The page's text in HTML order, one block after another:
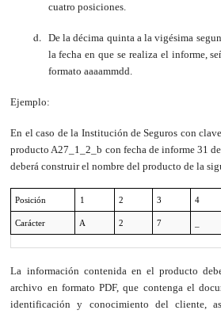
cuatro posiciones.
De la décima quinta a la vigésima
la fecha en que se realiza el informe,
formato aaaammdd.
Ejemplo:
En el caso de la Institución de Seguros con
producto A27_1_2_b con fecha de informe 31
deberá construir el nombre del producto de la
Posición 1 2 3 4
Carácter A 2 7
La información contenida en el producto
archivo en formato PDF, que contenga el
identificación y conocimiento del cliente,